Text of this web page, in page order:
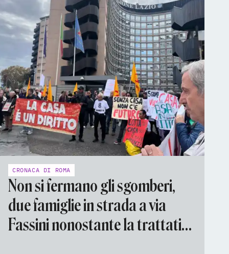
CRONACA DI ROMA
Non si fermano gli sgomberi,
due famiglie in strada a via
Fassini nonostante la trattativa